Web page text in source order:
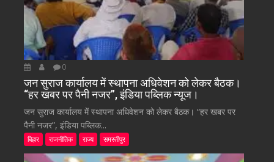
0
जन सुराज कार्यालय में स्थापना अधिवेशन को लेकर बैठक।
“हर खबर पर पैनी नजर”, इंडिया पब्लिक न्यूज।
जन सुराज कार्यालय में स्थापना अधिवेशन को लेकर बैठक। “हर खबर पर
पैनी नजर”, इंडिया पब्लिक...
बिहार राजनीतिक राज्य समस्तीपुर